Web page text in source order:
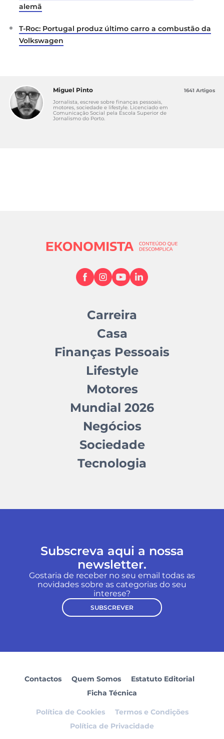
alemã
T-Roc: Portugal produz último carro a combustão da
Volkswagen
Miguel Pinto
Jornalista, escreve sobre finanças pessoais,
motores, sociedade e lifestyle. Licenciado em
Comunicação Social pela Escola Superior de
Jornalismo do Porto.
1641 Artigos
Carreira
Casa
Finanças Pessoais
Lifestyle
Motores
Mundial 2026
Negócios
Sociedade
Tecnologia
Subscreva aqui a nossa
newsletter.
Gostaria de receber no seu email todas as
novidades sobre as categorias do seu
interese?
SUBSCREVER
Contactos Quem Somos
Estatuto Editorial
Ficha Técnica
Política de Cookies
Termos e Condições
Política de Privacidade